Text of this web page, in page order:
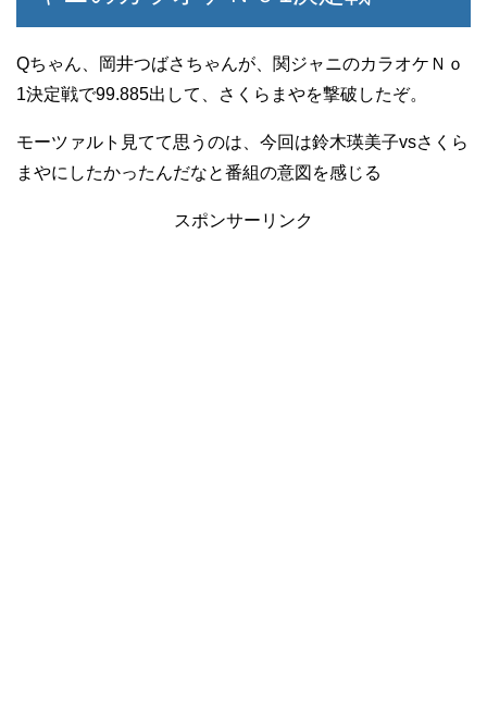
Qちゃん、岡井つばさちゃんが、関ジャニのカラオケＮｏ
1決定戦で99.885出して、さくらまやを撃破したぞ。
モーツァルト見てて思うのは、今回は鈴木瑛美子vsさくら
まやにしたかったんだなと番組の意図を感じる
スポンサーリンク